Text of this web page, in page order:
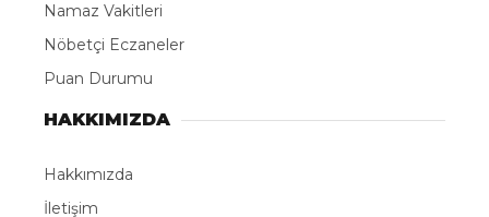
Namaz Vakitleri
Nöbetçi Eczaneler
Puan Durumu
HAKKIMIZDA
Hakkımızda
İletişim